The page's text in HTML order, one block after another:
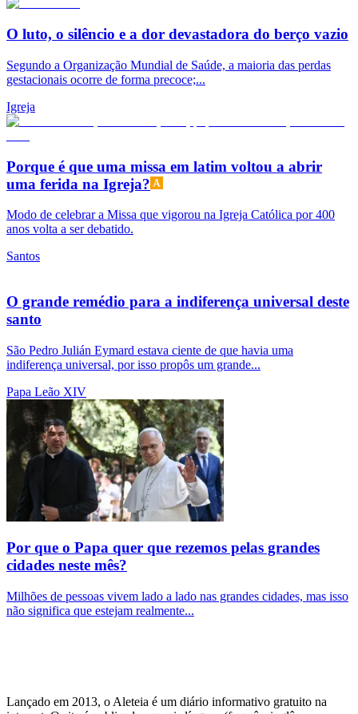
O luto, o silêncio e a dor devastadora do berço vazio
Segundo a Organização Mundial de Saúde, a maioria das perdas
gestacionais ocorre de forma precoce;...
Igreja
Porque é que uma missa em latim voltou a abrir
uma ferida na Igreja?
Modo de celebrar a Missa que vigorou na Igreja Católica por 400
anos volta a ser debatido.
Santos
O grande remédio para a indiferença universal deste
santo
São Pedro Julián Eymard estava ciente de que havia uma
indiferença universal, por isso propôs um grande...
Papa Leão XIV
Por que o Papa quer que rezemos pelas grandes
cidades neste mês?
Milhões de pessoas vivem lado a lado nas grandes cidades, mas isso
não significa que estejam realmente...
Lançado em 2013, o Aleteia é um diário informativo gratuito na